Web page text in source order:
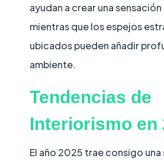
ayudan a crear una
mientras que los espejos
ubicados pueden añadir
ambiente.
Tendencias de
Interiorismo en
El año 2025 trae consigo una